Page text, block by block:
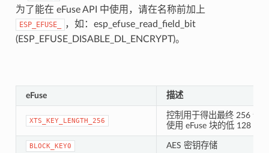
为了能在 eFuse API 中使用，请在名称前加上
ESP_EFUSE_
，如：esp_efuse_read_field_bit
(ESP_EFUSE_DISABLE_DL_ENCRYPT)。
eFuse 描述
XTS_KEY_LENGTH_256
控制用于得出最终 256 位
使用 eFuse 块的低 128 位
BLOCK_KEY0 AES 密钥存储